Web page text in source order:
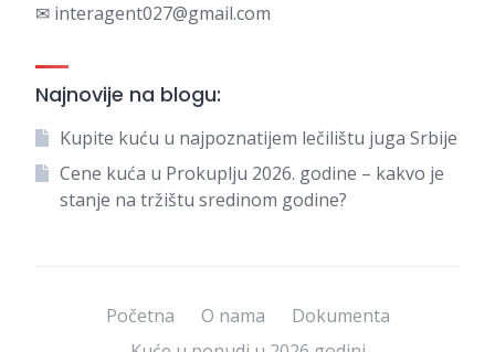
✉ interagent027@gmail.com
Najnovije na blogu:
Kupite kuću u najpoznatijem lečilištu juga Srbije
Cene kuća u Prokuplju 2026. godine – kakvo je
stanje na tržištu sredinom godine?
Početna O nama
Dokumenta